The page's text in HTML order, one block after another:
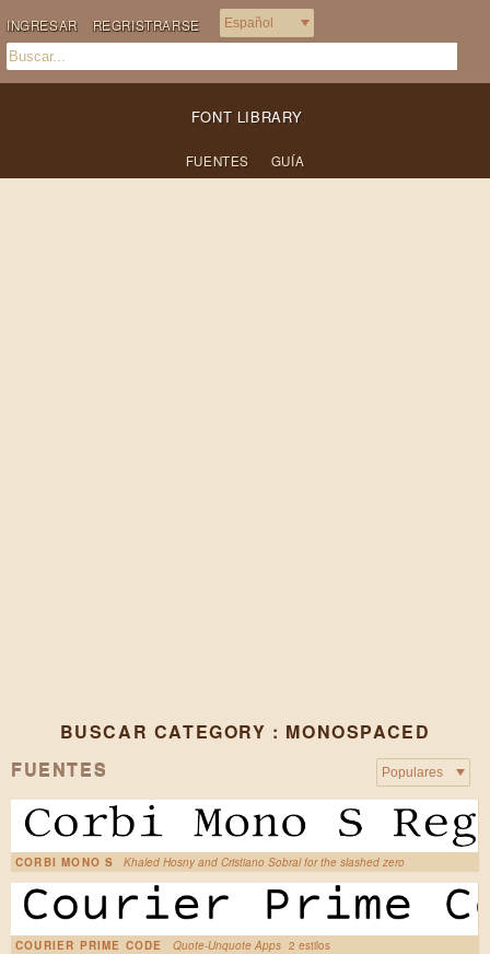
INGRESAR REGRISTRARSE
FONT LIBRARY
FUENTES GUÍA
BUSCAR CATEGORY : MONOSPACED
FUENTES
CORBI MONO S Khaled Hosny and Cristiano Sobral for the slashed zero
COURIER PRIME CODE Quote-Unquote Apps 2 estilos